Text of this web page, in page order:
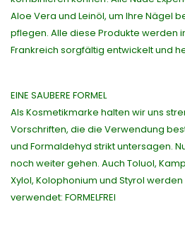
Aloe Vera und Leinöl, um Ihre Nägel
pflegen. Alle diese Produkte werden
Frankreich sorgfältig entwickelt und
EINE SAUBERE FORMEL
Als Kosmetikmarke halten wir uns
Vorschriften, die die Verwendung
und Formaldehyd strikt untersagen.
noch weiter gehen. Auch Toluol,
Xylol, Kolophonium und Styrol
verwendet: FORMELFREI